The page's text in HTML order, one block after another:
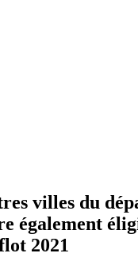
villes du
également
2021